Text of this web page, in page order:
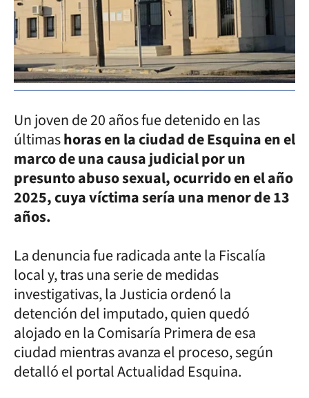
Un joven de 20 años fue detenido en las
últimashoras en la ciudad de Esquina en el
marco de una causa judicial por un
presunto abuso sexual, ocurrido en el año
2025, cuya víctima sería una menor de 13
años.
La denuncia fue radicada ante la Fiscalía
local y, tras una serie de medidas
investigativas, la Justicia ordenó la
detención del imputado, quien quedó
alojado en la Comisaría Primera de esa
ciudad mientras avanza el proceso, según
detalló el portal Actualidad Esquina.